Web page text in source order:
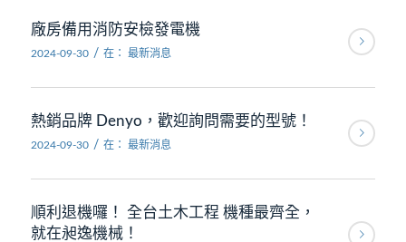
廠房備用消防安檢發電機
2024-09-30 / 在： 最新消息
熱銷品牌 Denyo，歡迎詢問需要的型號！
2024-09-30 / 在： 最新消息
順利退機囉！ 全台土木工程 機種最齊全，
就在昶逸機械！